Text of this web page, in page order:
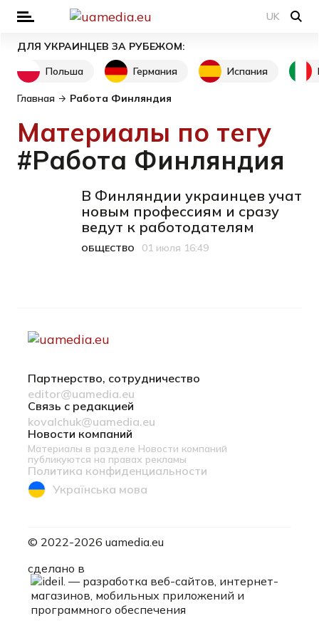
UK
ДЛЯ УКРАИНЦЕВ ЗА РУБЕЖОМ:
Польша
Германия Испания
Главная Работа Финляндия
Материалы по тегу
#Работа Финляндия
В Финляндии украинцев учат
новым профессиям и сразу
ведут к работодателям
Категория
ОБЩЕСТВО
Дата публикации
01 июля 16:49
Партнерство, сотрудничество
editor@uamedia.eu
Связь с редакцией
kovalchuk@uamedia.eu
Новости компаний
Материалы в разделе Новости компаний
публикуются на правах рекламы
Политика конфиденциальности
Українська мова
© 2022-2026 uamedia.eu
сделано в